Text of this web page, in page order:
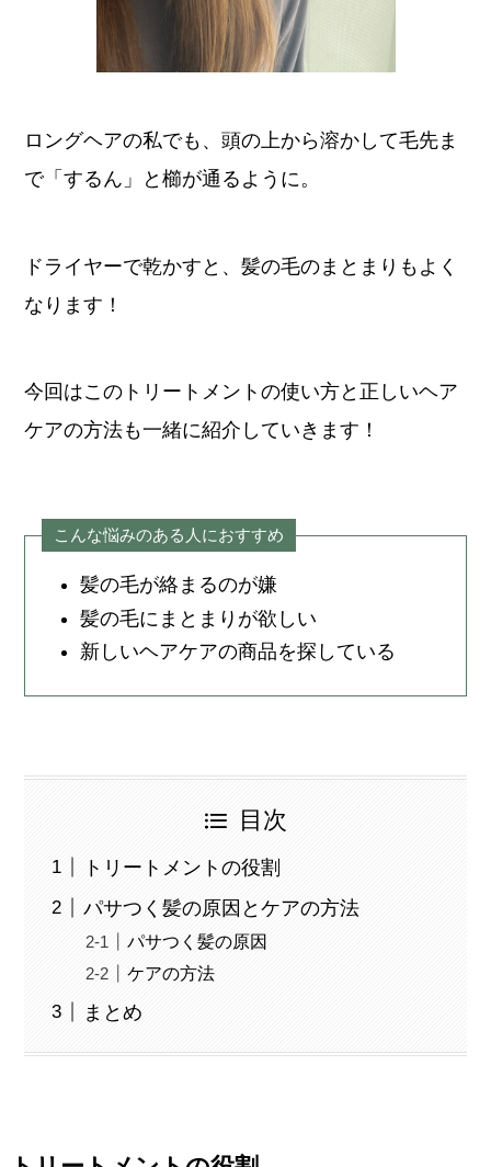
ロングヘアの私でも、頭の上から溶かして毛先ま
で「するん」と櫛が通るように。
ドライヤーで乾かすと、髪の毛のまとまりもよく
なります！
今回はこのトリートメントの使い方と正しいヘア
ケアの方法も一緒に紹介していきます！
こんな悩みのある人におすすめ
髪の毛が絡まるのが嫌
髪の毛にまとまりが欲しい
新しいヘアケアの商品を探している
目次
トリートメントの役割
パサつく髪の原因とケアの方法
パサつく髪の原因
ケアの方法
まとめ